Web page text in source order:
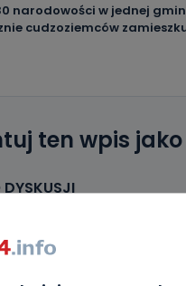
narodowości w jednej
cudzoziemców
ten wpis